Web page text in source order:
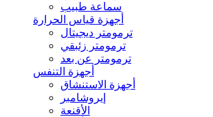
سماعة طبيب
أجهزة قياس الحرارة
ترمومتر ديجيتال
ترمومتر زئبقي
ترمومتر عن بعد
أجهزة التنفس
أجهزة الاستنشاق
إيروشامبر
الأقنعة